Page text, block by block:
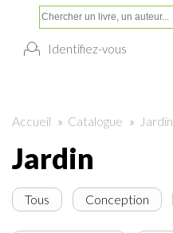
Identifiez-vous
Accueil » Catalogue » Jardin
Jardin
Tous Conception